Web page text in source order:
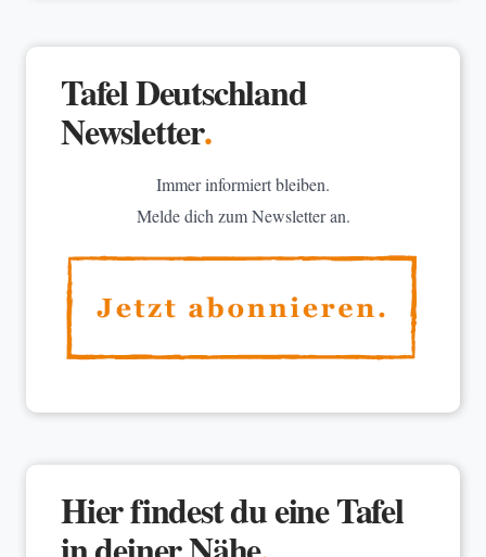
Tafel Deutschland
Newsletter.
Immer informiert bleiben.
Melde dich zum Newsletter an.
Hier findest du eine Tafel